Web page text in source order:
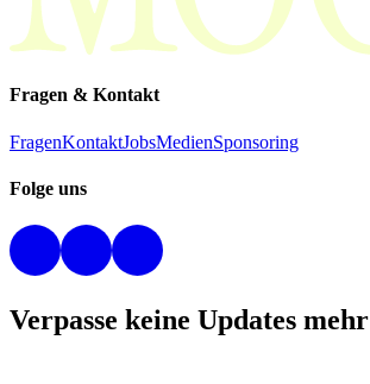
Fragen & Kontakt
FragenKontaktJobsMedienSponsoring
Folge uns
Verpasse keine Updates mehr